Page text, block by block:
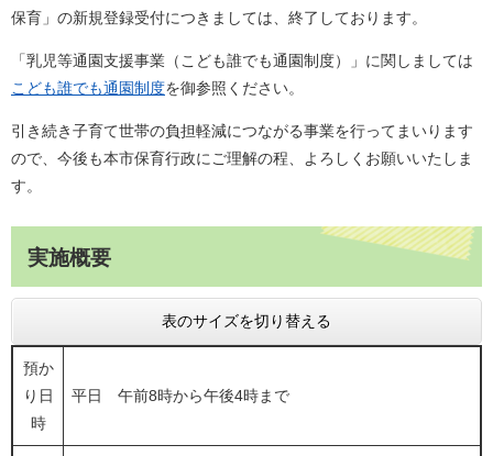
保育」の新規登録受付につきましては、終了しております。
「乳児等通園支援事業（こども誰でも通園制度）」に関しましては
こども誰でも通園制度を御参照ください。
引き続き子育て世帯の負担軽減につながる事業を行ってまいります
ので、今後も本市保育行政にご理解の程、よろしくお願いいたしま
す。​
実施概要
表のサイズを切り替える
預か
り日
時
平日 午前8時から午後4時まで